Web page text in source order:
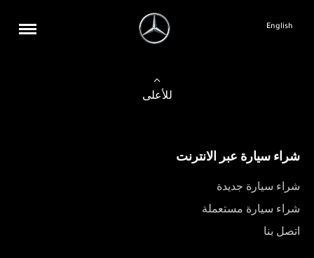
English
للأعلى
شراء سيارة عبر الانترنت
شراء سيارة جديدة
شراء سيارة مستعملة
اتصل بنا